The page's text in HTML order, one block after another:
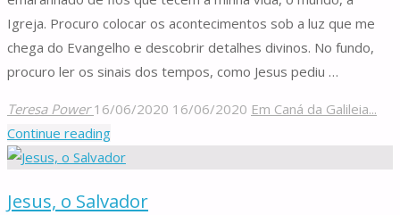
Igreja,
Igreja. Procuro colocar os acontecimentos sob a luz que me
chega do Evangelho e descobrir detalhes divinos. No fundo,
procuro ler os sinais dos tempos, como Jesus pediu …
Teresa Power 16/06/2020 16/06/2020 Em Caná da Galileia...
Continue reading"Notre
Dame,
edifícios,
Jesus, o Salvador